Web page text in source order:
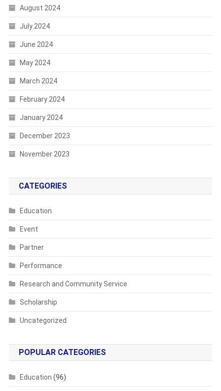
August 2024
July 2024
June 2024
May 2024
March 2024
February 2024
January 2024
December 2023
November 2023
CATEGORIES
Education
Event
Partner
Performance
Research and Community Service
Scholarship
Uncategorized
POPULAR CATEGORIES
Education (96)